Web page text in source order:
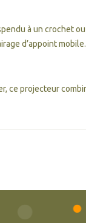
à un crochet
d’appoint mobile.
ce projecteur